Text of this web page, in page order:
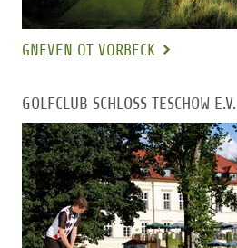
GNEVEN OT VORBECK
GOLFCLUB SCHLOSS TESCHOW E.V.